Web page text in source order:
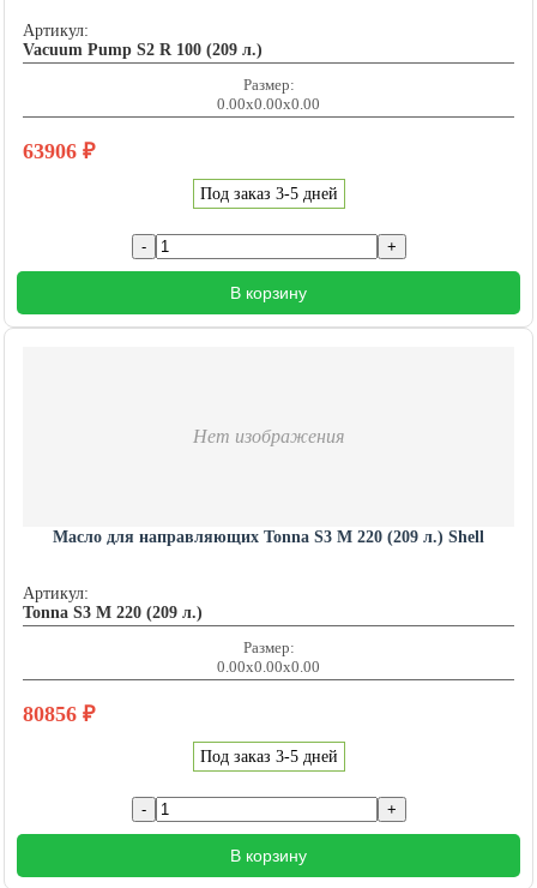
Артикул:
Vacuum Pump S2 R 100 (209 л.)
Размер:
0.00x0.00x0.00
63906 ₽
Под заказ 3-5 дней
В корзину
Нет изображения
Масло для направляющих Tonna S3 M 220 (209 л.) Shell
Артикул:
Tonna S3 M 220 (209 л.)
Размер:
0.00x0.00x0.00
80856 ₽
Под заказ 3-5 дней
В корзину